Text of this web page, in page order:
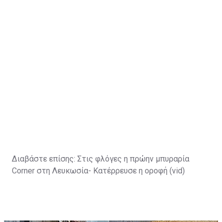
Διαβάστε επίσης: Στις φλόγες η πρώην μπυραρία
Corner στη Λευκωσία- Κατέρρευσε η οροφή (vid)